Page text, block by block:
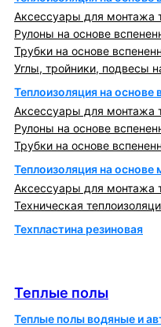
Аксессуары для монтажа
Рулоны на основе
Трубки на основе
Углы, тройники, подвесы
Теплоизоляция на основе
Аксессуары для монтажа
Рулоны на основе
Трубки на основе
Теплоизоляция на основе
Аксессуары для монтажа
Техническая
Техпластина резиновая
Теплые полы
Теплые полы водяные и